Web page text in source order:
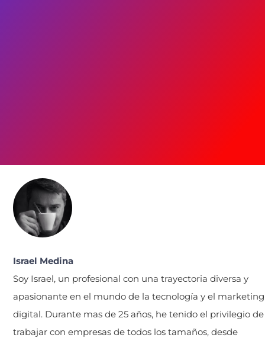
Israel Medina
Soy Israel, un profesional con una trayectoria diversa y
apasionante en el mundo de la tecnología y el marketing
digital. Durante mas de 25 años, he tenido el privilegio de
trabajar con empresas de todos los tamaños, desde